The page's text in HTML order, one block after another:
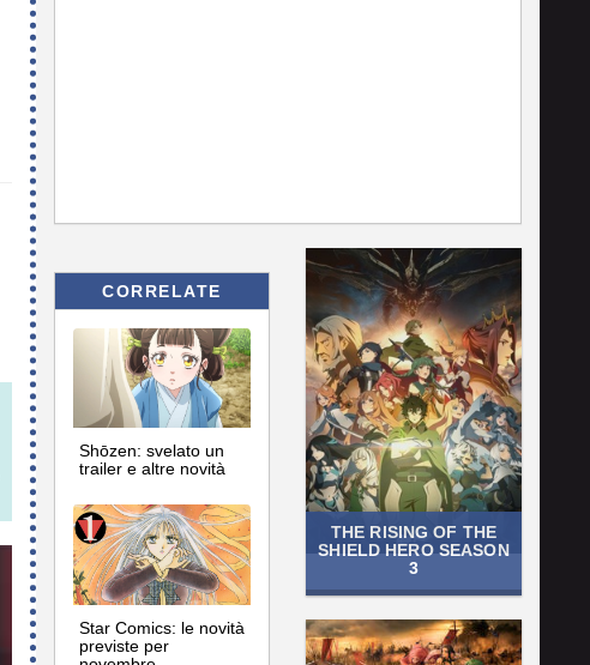
CORRELATE
Shōzen: svelato un
trailer e altre novità
Star Comics: le novità
previste per
THE RISING OF THE
SHIELD HERO SEASON
3